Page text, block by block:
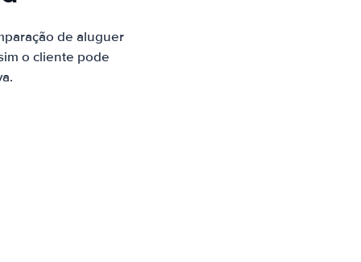
de aluguer
o cliente pode